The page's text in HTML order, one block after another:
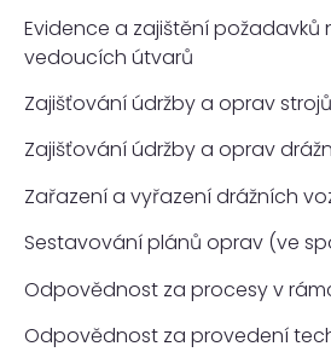
Evidence a zajištění
vedoucích útvarů
Zajišťování údržby a oprav
Zajišťování údržby a oprav
Zařazení a vyřazení drážních
Sestavování plánů oprav (ve
Odpovědnost za procesy v
Odpovědnost za provedení